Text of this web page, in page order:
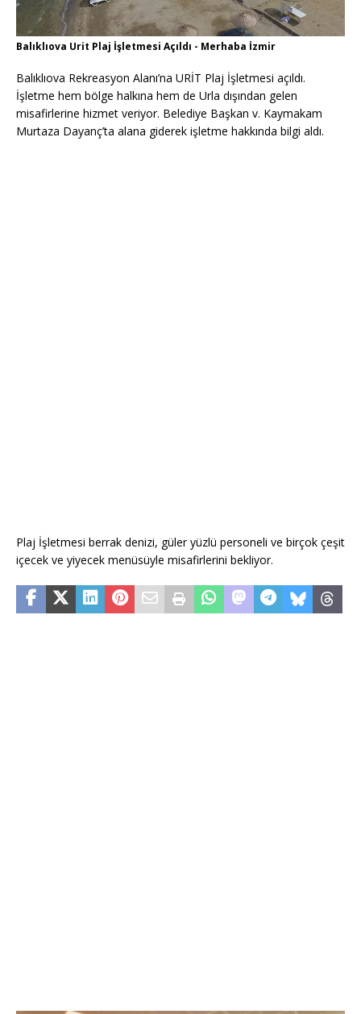
Balıklıova Urit Plaj İşletmesi Açıldı - Merhaba İzmir
Balıklıova Rekreasyon Alanı’na URİT Plaj İşletmesi açıldı.
İşletme hem bölge halkına hem de Urla dışından gelen
misafirlerine hizmet veriyor. Belediye Başkan v. Kaymakam
Murtaza Dayanç’ta alana giderek işletme hakkında bilgi aldı.
Plaj İşletmesi berrak denizi, güler yüzlü personeli ve birçok çeşit
içecek ve yiyecek menüsüyle misafirlerini bekliyor.